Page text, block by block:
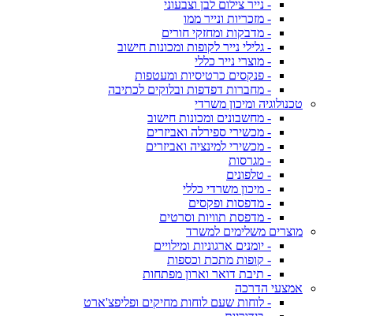
- נייר צילום לבן וצבעוני
- מזכריות ונייר ממו
- מדבקות ומחזקי חורים
- גלילי נייר לקופות ומכונות חישוב
- מוצרי נייר כללי
- פנקסים כרטיסיות ומעטפות
- מחברות דפדפות ובלוקים לכתיבה
טכנולוגיה ומיכון משרדי
- מחשבונים ומכונות חישוב
- מכשירי ספירלה ואביזרים
- מכשירי למינציה ואביזרים
- מגרסות
- טלפונים
- מיכון משרדי כללי
- מדפסות ופקסים
- מדפסת תוויות וסרטים
מוצרים משלימים למשרד
- יומנים ארגוניות ומילויים
- קופות מתכת וכספות
- תיבת דואר וארון מפתחות
אמצעי הדרכה
- לוחות שעם לוחות מחיקים ופליפצ'ארט